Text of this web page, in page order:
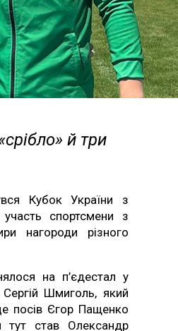
й три
Кубок України з
спортсмени з
нагороди різного
на п’єдестал у
Шмиголь, який
посів Єгор Пащенко
став Олександр